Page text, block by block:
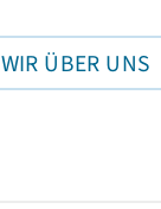
WIR ÜBER UNS